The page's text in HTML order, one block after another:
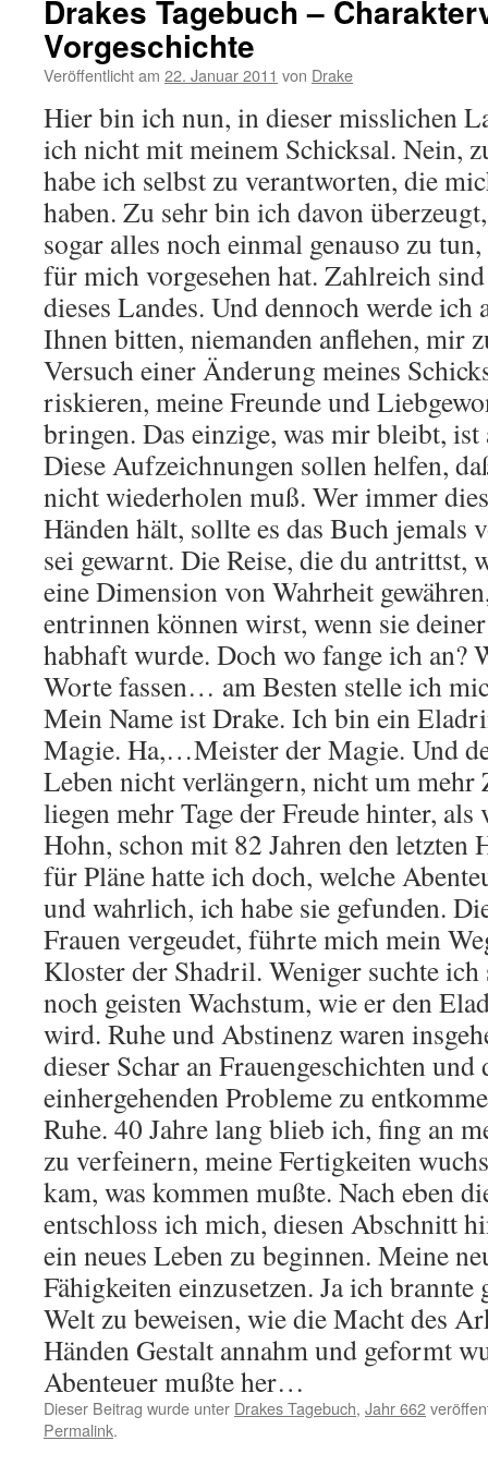
Drakes Tagebuch –
Vorgeschichte
Veröffentlicht am 22. Januar 2011 von Drake
Hier bin ich nun, in dieser misslichen
ich nicht mit meinem Schicksal. Nein,
habe ich selbst zu verantworten, die
haben. Zu sehr bin ich davon
sogar alles noch einmal genauso zu
für mich vorgesehen hat. Zahlreich
dieses Landes. Und dennoch werde ich
Ihnen bitten, niemanden anflehen, mir
Versuch einer Änderung meines
riskieren, meine Freunde und
bringen. Das einzige, was mir bleibt, ist
Diese Aufzeichnungen sollen helfen,
nicht wiederholen muß. Wer immer
Händen hält, sollte es das Buch jemals
sei gewarnt. Die Reise, die du
eine Dimension von Wahrheit
entrinnen können wirst, wenn sie
habhaft wurde. Doch wo fange ich an?
Worte fassen… am Besten stelle ich
Mein Name ist Drake. Ich bin ein
Magie. Ha,…Meister der Magie. Und
Leben nicht verlängern, nicht um mehr
liegen mehr Tage der Freude hinter,
Hohn, schon mit 82 Jahren den letzten
für Pläne hatte ich doch, welche
und wahrlich, ich habe sie gefunden.
Frauen vergeudet, führte mich mein
Kloster der Shadril. Weniger suchte
noch geisten Wachstum, wie er den
wird. Ruhe und Abstinenz waren
dieser Schar an Frauengeschichten und
einhergehenden Probleme zu
Ruhe. 40 Jahre lang blieb ich, fing an
zu verfeinern, meine Fertigkeiten
kam, was kommen mußte. Nach eben
entschloss ich mich, diesen Abschnitt
ein neues Leben zu beginnen. Meine
Fähigkeiten einzusetzen. Ja ich brannte
Welt zu beweisen, wie die Macht des
Händen Gestalt annahm und geformt
Abenteuer mußte her…
Dieser Beitrag wurde unter Drakes Tagebuch, Jahr 662
Permalink.